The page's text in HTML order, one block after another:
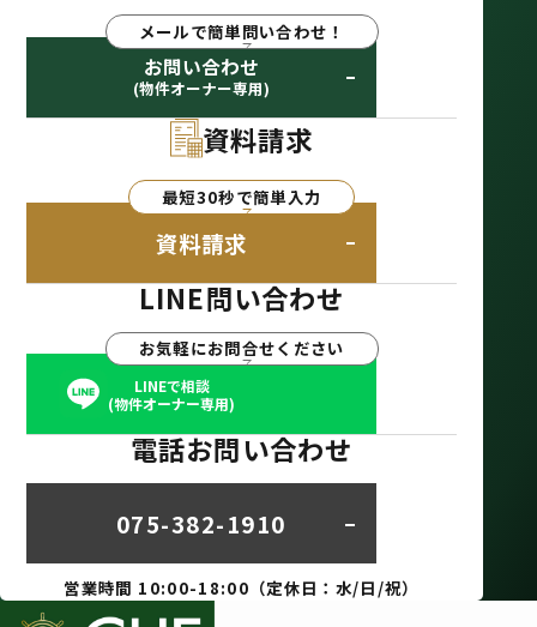
メールで簡単問い合わせ！
お問い合わせ
(物件オーナー専用)
資料請求
最短30秒で簡単入力
資料請求
LINE問い合わせ
お気軽にお問合せください
LINEで相談
(物件オーナー専用)
電話お問い合わせ
075-382-1910
営業時間 10:00-18:00（定休日：水/日/祝）